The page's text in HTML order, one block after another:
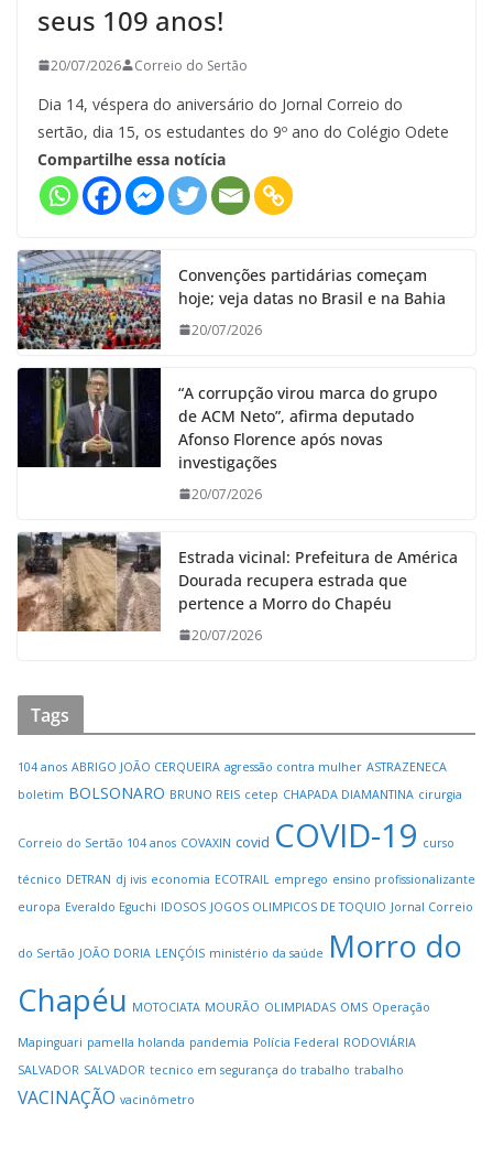
seus 109 anos!
20/07/2026 Correio do Sertão
Dia 14, véspera do aniversário do Jornal Correio do
sertão, dia 15, os estudantes do 9º ano do Colégio Odete
Compartilhe essa notícia
Convenções partidárias começam
hoje; veja datas no Brasil e na Bahia
20/07/2026
“A corrupção virou marca do grupo
de ACM Neto”, afirma deputado
Afonso Florence após novas
investigações
20/07/2026
Estrada vicinal: Prefeitura de América
Dourada recupera estrada que
pertence a Morro do Chapéu
20/07/2026
Tags
104 anos ABRIGO JOÃO CERQUEIRA agressão contra mulher ASTRAZENECA
boletim BOLSONARO BRUNO REIS cetep CHAPADA DIAMANTINA cirurgia
Correio do Sertão 104 anos COVAXIN covid COVID-19 curso
técnico DETRAN dj ivis economia ECOTRAIL emprego ensino profissionalizante
europa Everaldo Eguchi IDOSOS JOGOS OLIMPICOS DE TOQUIO Jornal Correio
do Sertão JOÃO DORIA LENÇÓIS ministério da saúde Morro do
Chapéu MOTOCIATA MOURÃO OLIMPIADAS OMS Operação
Mapinguari pamella holanda pandemia Polícia Federal RODOVIÁRIA
SALVADOR SALVADOR tecnico em segurança do trabalho trabalho
VACINAÇÃO vacinômetro